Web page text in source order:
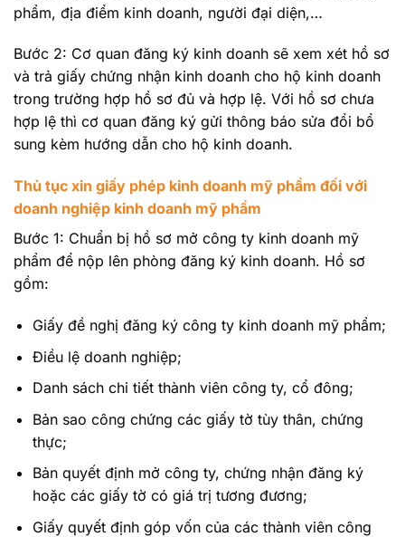
phẩm, địa điểm kinh doanh, người đại diện,…
Bước 2: Cơ quan đăng ký kinh doanh sẽ xem xét hồ sơ
và trả giấy chứng nhận kinh doanh cho hộ kinh doanh
trong trường hợp hồ sơ đủ và hợp lệ. Với hồ sơ chưa
hợp lệ thì cơ quan đăng ký gửi thông báo sửa đổi bổ
sung kèm hướng dẫn cho hộ kinh doanh.
Thủ tục xin giấy phép kinh doanh mỹ phẩm đối với
doanh nghiệp kinh doanh mỹ phẩm
Bước 1: Chuẩn bị hồ sơ mở công ty kinh doanh mỹ
phẩm để nộp lên phòng đăng ký kinh doanh. Hồ sơ
gồm:
Giấy đề nghị đăng ký công ty kinh doanh mỹ phẩm;
Điều lệ doanh nghiệp;
Danh sách chi tiết thành viên công ty, cổ đông;
Bản sao công chứng các giấy tờ tùy thân, chứng
thực;
Bản quyết định mở công ty, chứng nhận đăng ký
hoặc các giấy tờ có giá trị tương đương;
Giấy quyết định góp vốn của các thành viên công